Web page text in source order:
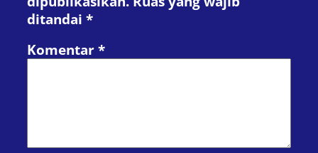
ditandai *
Komentar *